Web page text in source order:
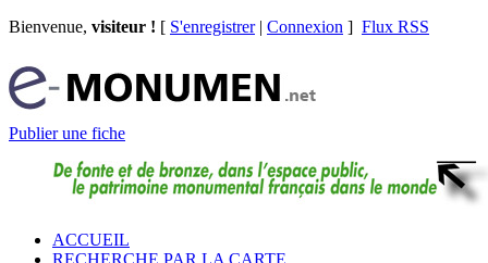
Bienvenue, visiteur ! [ S'enregistrer| Connexion ] Flux RSS
Publier une fiche
ACCUEIL
RECHERCHE PAR LA CARTE